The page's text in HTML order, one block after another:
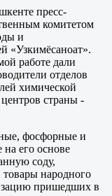
пресс-
комитетом
и
«Узкимёсаноат».
работе дали
отделов
химической
страны -
фосфорные и
его основе
соду,
народного
пришедших в